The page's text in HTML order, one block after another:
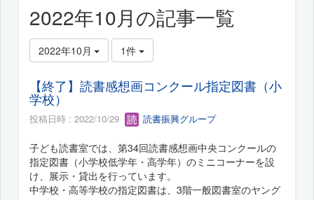
2022年10月の記事一覧
2022年10月 1件
【終了】読書感想画コンクール指定図書（小
学校）
投稿日時 : 2022/10/29 読書振興グループ
子ども読書室では、第34回読書感想画中央コンクールの
指定図書（小学校低学年・高学年）のミニコーナーを設
け、展示・貸出を行っています。
中学校・高等学校の指定図書は、3階一般図書室のヤング